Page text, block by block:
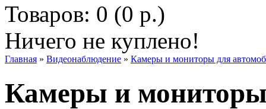
Товаров: 0 (0 р.)
Ничего не куплено!
Главная » Видеонаблюдение » Камеры и мониторы для
Камеры и мониторы